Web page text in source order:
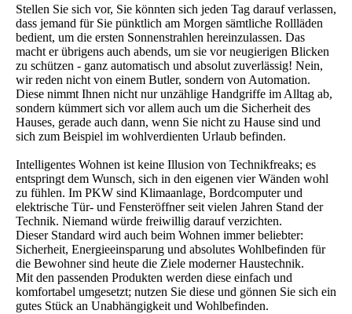
Stellen Sie sich vor, Sie könnten sich jeden Tag darauf verlassen,
dass jemand für Sie pünktlich am Morgen sämtliche Rollläden
bedient, um die ersten Sonnenstrahlen hereinzulassen. Das
macht er übrigens auch abends, um sie vor neugierigen Blicken
zu schützen - ganz automatisch und absolut zuverlässig! Nein,
wir reden nicht von einem Butler, sondern von Automation.
Diese nimmt Ihnen nicht nur unzählige Handgriffe im Alltag ab,
sondern kümmert sich vor allem auch um die Sicherheit des
Hauses, gerade auch dann, wenn Sie nicht zu Hause sind und
sich zum Beispiel im wohlverdienten Urlaub befinden.
Intelligentes Wohnen ist keine Illusion von Technikfreaks; es
entspringt dem Wunsch, sich in den eigenen vier Wänden wohl
zu fühlen. Im PKW sind Klimaanlage, Bordcomputer und
elektrische Tür- und Fensteröffner seit vielen Jahren Stand der
Technik. Niemand würde freiwillig darauf verzichten.
Dieser Standard wird auch beim Wohnen immer beliebter:
Sicherheit, Energieeinsparung und absolutes Wohlbefinden für
die Bewohner sind heute die Ziele moderner Haustechnik.
Mit den passenden Produkten werden diese einfach und
komfortabel umgesetzt; nutzen Sie diese und gönnen Sie sich ein
gutes Stück an Unabhängigkeit und Wohlbefinden.